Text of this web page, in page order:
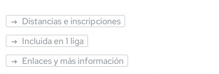
Distancias e inscripciones
Incluida en 1 liga
Enlaces y más información